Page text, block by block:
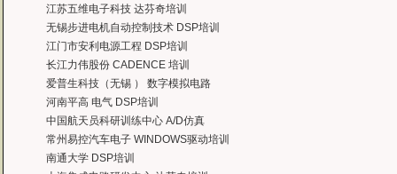
MTK培训-我在网上找了很久，就是找不到。在曙海居然有MTK驱动的培训，老
——台湾双扬科技，研发处经理，杨先生
曙海对我们公司的iPhone培训，实验项目很多，确实学到了东西。受益无穷 啊
——台湾欧泽科技,张工
通过参加Symbian培训，再做Symbian相关的项目感觉更加得心应手了，理 论加
——IBM公司，沈经理
有曙海这样的DSP开发培训单位，是教育行业的财富，听了他们的课，茅塞顿开。
——上海医疗器械高等学校，罗老师
江苏五维电子科技 达芬奇培训
无锡步进电机自动控制技术 DSP培训
江门市安利电源工程 DSP培训
长江力伟股份 CADENCE 培训
爱普生科技（无锡 ） 数字模拟电路
河南平高 电气 DSP培训
中国航天员科研训练中心 A/D仿真
常州易控汽车电子 WINDOWS驱动培训
南通大学 DSP培训